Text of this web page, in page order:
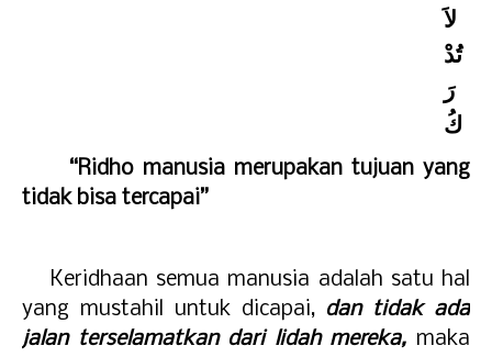
لاَ
تُدْ
رَ
كُ
“Ridho manusia merupakan tujuan yang
tidak bisa tercapai”
Keridhaan semua manusia adalah satu hal
yang mustahil untuk dicapai, dan tidak ada
jalan terselamatkan dari lidah mereka, maka